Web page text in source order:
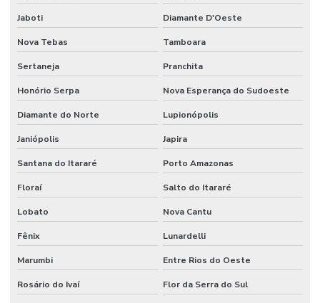
Jaboti Diamante D'Oeste
Nova Tebas Tamboara
Sertaneja Pranchita
Honório Serpa Nova Esperança do Sudoeste
Diamante do Norte Lupionópolis
Janiópolis Japira
Santana do Itararé Porto Amazonas
Floraí Salto do Itararé
Lobato Nova Cantu
Fênix Lunardelli
Marumbi Entre Rios do Oeste
Rosário do Ivaí Flor da Serra do Sul